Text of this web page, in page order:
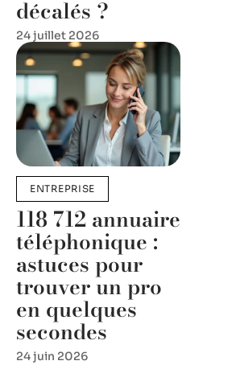
décalés ?
24 juillet 2026
ENTREPRISE
118 712 annuaire
téléphonique :
astuces pour
trouver un pro
en quelques
secondes
24 juin 2026